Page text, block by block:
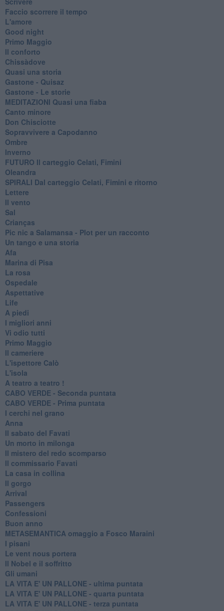
Faccio scorrere il tempo
L'amore
Good night
Primo Maggio
Il conforto
Chissàdove
Quasi una storia
Gastone - Quisaz
Gastone - Le storie
MEDITAZIONI Quasi una fiaba
Canto minore
Don Chisciotte
Sopravvivere a Capodanno
Ombre
Inverno
FUTURO Il carteggio Celati, Fimini
Oleandra
SPIRALI Dal carteggio Celati, Fimini e ritorno
Lettere
Il vento
Sal
Crianças
Pic nic a Salamansa - Plot per un racconto
Un tango e una storia
Afa
Marina di Pisa
La rosa
Ospedale
Aspettative
Life
A piedi
I migliori anni
Vi odio tutti
Primo Maggio
Il cameriere
L'ispettore Calò
L'isola
A teatro a teatro !
CABO VERDE - Seconda puntata
CABO VERDE - Prima puntata
I cerchi nel grano
Anna
Il sabato del Favati
Un morto in milonga
Il mistero del redo scomparso
Il commissario Favati
La casa in collina
Il gorgo
Arrival
Passengers
Confessioni
Buon anno
METASEMANTICA omaggio a Fosco Maraini
I pisani
Le vent nous portera
Il Nobel e il soffritto
Gli umani
LA VITA E' UN PALLONE - ultima puntata
LA VITA E' UN PALLONE - quarta puntata
LA VITA E' UN PALLONE - terza puntata